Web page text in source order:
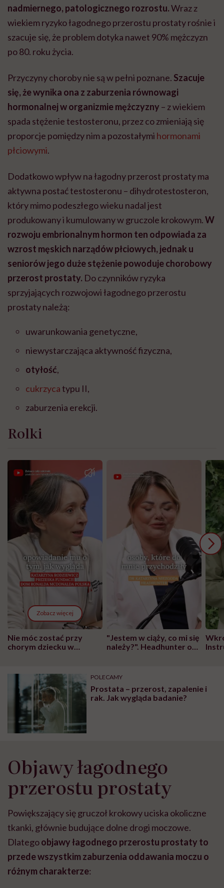
nadmiernego, patologicznego rozrostu.Wraz z
wiekiem ryzyko łagodnego przerostu prostaty rośnie i
szacuje się, że problem dotyka nawet 90% mężczyzn
po 80. roku życia.
Przyczyny choroby nie są w pełni poznane. Szacuje
się, że wynika ona z zaburzenia równowagi
hormonalnej w organizmie mężczyzny – z wiekiem
spada stężenie testosteronu, przez co zmieniają się
proporcje pomiędzy nim a pozostałymi hormonami
płciowymi.
Dodatkowo wpływ na łagodny przerost prostaty ma
aktywna postać testosteronu – dihydrotestosteron,
który mimo podeszłego wieku nadal jest
produkowany i kumulowany w gruczole krokowym.W
rozwoju embrionalnym hormon ten odpowiada za
wzrost męskich narządów płciowych, jednak u
seniorów jego duże stężenie powoduje chorobowy
przerost prostaty. Do czynników ryzyka
sprzyjających rozwojowi łagodnego przerostu
prostaty należą:
uwarunkowania genetyczne,
niewystarczająca aktywność fizyczna,
otyłość,
cukrzycatypu II,
zaburzenia erekcji.
Rolki
Zobacz więcej
Nie móc zostać przy
chorym dziecku w
może chyba tylko
głupota i brak
wyobraźni"
"Jestem w ciąży, co mi się
należy?". Headhunter o
pracy
POLECAMY
Prostata – przerost, zapalenie i
rak. Jak wygląda badanie?
Objawy łagodnego
przerostu prostaty
Powiększający się gruczoł krokowy uciska okoliczne
tkanki, głównie budujące dolne drogi moczowe.
Dlategoobjawy łagodnego przerostu prostaty to
przede wszystkim zaburzenia oddawania moczu o
różnym charakterze: